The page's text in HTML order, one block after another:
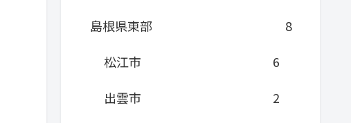
島根県東部
8
松江市
6
出雲市
2